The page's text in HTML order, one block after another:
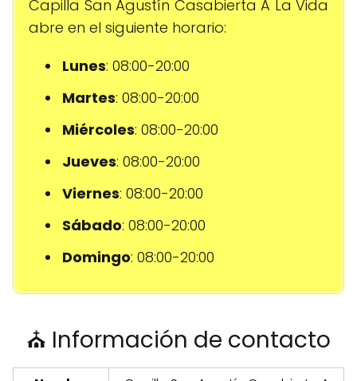
Capilla San Agustín Casabierta A La Vida
abre en el siguiente horario:
Lunes: 08:00-20:00
Martes: 08:00-20:00
Miércoles: 08:00-20:00
Jueves: 08:00-20:00
Viernes: 08:00-20:00
Sábado: 08:00-20:00
Domingo: 08:00-20:00
⛪ Información de contacto